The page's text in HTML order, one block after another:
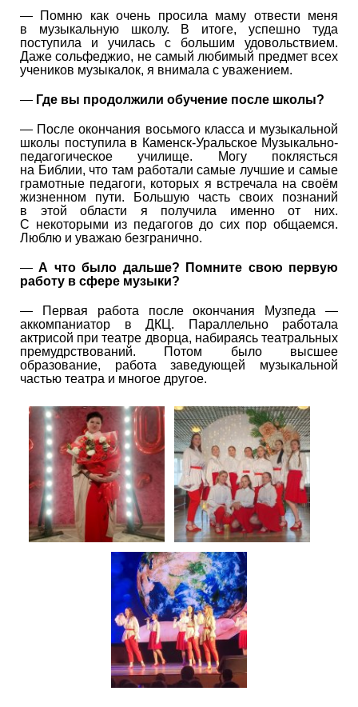
— Помню как очень просила маму отвести меня
в музыкальную школу. В итоге, успешно туда
поступила и училась с большим удовольствием.
Даже сольфеджио, не самый любимый предмет всех
учеников музыкалок, я внимала с уважением.
— Где вы продолжили обучение после школы?
— После окончания восьмого класса и музыкальной
школы поступила в Каменск-Уральское Музыкально-
педагогическое училище. Могу поклясться
на Библии, что там работали самые лучшие и самые
грамотные педагоги, которых я встречала на своём
жизненном пути. Большую часть своих познаний
в этой области я получила именно от них.
С некоторыми из педагогов до сих пор общаемся.
Люблю и уважаю безгранично.
—А что было дальше? Помните свою первую
работу в сфере музыки?
— Первая работа после окончания Музпеда —
аккомпаниатор в ДКЦ. Параллельно работала
актрисой при театре дворца, набираясь театральных
премудрствований. Потом было высшее
образование, работа заведующей музыкальной
частью театра и многое другое.